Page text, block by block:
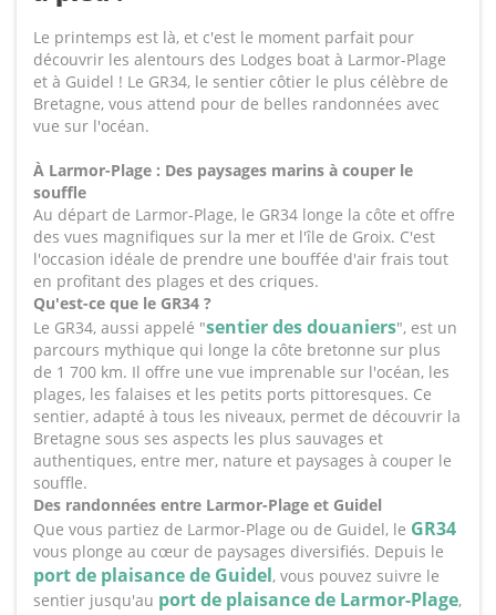
Le printemps est là, et c'est le moment parfait pour
découvrir les alentours des Lodges boat à Larmor-Plage
et à Guidel ! Le GR34, le sentier côtier le plus célèbre de
Bretagne, vous attend pour de belles randonnées avec
vue sur l'océan.
À Larmor-Plage : Des paysages marins à couper le
souffle
Au départ de Larmor-Plage, le GR34 longe la côte et offre
des vues magnifiques sur la mer et l'île de Groix. C'est
l'occasion idéale de prendre une bouffée d'air frais tout
en profitant des plages et des criques.
Qu'est-ce que le GR34 ?
Le GR34, aussi appelé "sentier des douaniers", est un
parcours mythique qui longe la côte bretonne sur plus
de 1 700 km. Il offre une vue imprenable sur l'océan, les
plages, les falaises et les petits ports pittoresques. Ce
sentier, adapté à tous les niveaux, permet de découvrir la
Bretagne sous ses aspects les plus sauvages et
authentiques, entre mer, nature et paysages à couper le
souffle.
Des randonnées entre Larmor-Plage et Guidel
Que vous partiez de Larmor-Plage ou de Guidel, le GR34
vous plonge au cœur de paysages diversifiés. Depuis le
port de plaisance de Guidel, vous pouvez suivre le
sentier jusqu'au port de plaisance de Larmor-Plage,